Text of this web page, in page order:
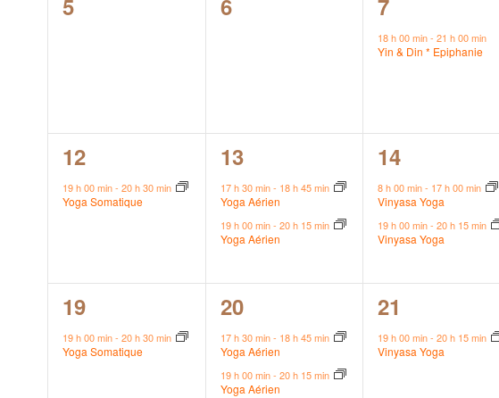
5 6
évènement,
7
18 h 00 min-21 h 00 min
Yin & Din * Epiphanie
1
évènement,
12
19 h 00 min- 20 h 30 min
Yoga Somatique
2
évènements,
13
17 h 30 min- 18 h 45 min
Yoga Aérien
19 h 00 min- 20 h 15 min
Yoga Aérien
2
évènements,
14
8 h 00 min- 17 h 00 min
Vinyasa Yoga
19 h 00 min-20 h 15 min
Vinyasa Yoga
1
évènement,
19
19 h 00 min- 20 h 30 min
Yoga Somatique
2
évènements,
20
17 h 30 min- 18 h 45 min
Yoga Aérien
19 h 00 min- 20 h 15 min
Yoga Aérien
1
évènement,
21
19 h 00 min-20 h 15 min
Vinyasa Yoga